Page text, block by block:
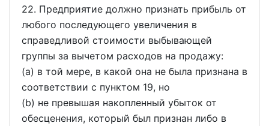
22. Предприятие должно признать прибыль от
любого последующего увеличения в
справедливой стоимости выбывающей
группы за вычетом расходов на продажу:
(a) в той мере, в какой она не была признана в
соответствии с пунктом 19, но
(b) не превышая накопленный убыток от
обесценения, который был признан либо в